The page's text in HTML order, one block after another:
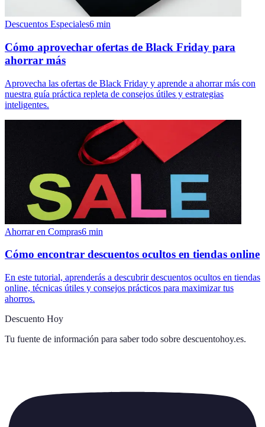
Descuentos Especiales6 min
Cómo aprovechar ofertas de Black Friday para
ahorrar más
Aprovecha las ofertas de Black Friday y aprende a ahorrar más con
nuestra guía práctica repleta de consejos útiles y estrategias
inteligentes.
Ahorrar en Compras6 min
Cómo encontrar descuentos ocultos en tiendas online
En este tutorial, aprenderás a descubrir descuentos ocultos en tiendas
online, técnicas útiles y consejos prácticos para maximizar tus
ahorros.
Descuento Hoy
Tu fuente de información para saber todo sobre descuentohoy.es.